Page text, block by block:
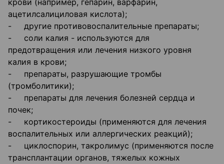
крови (например, гепарин, варфарин,
ацетилсалициловая кислота);
- другие противовоспалительные препараты;
- соли калия - используются для
предотвращения или лечения низкого уровня
калия в крови;
- препараты, разрушающие тромбы
(тромболитики);
- препараты для лечения болезней сердца и
почек;
- кортикостероиды (применяются для лечения
воспалительных или аллергических реакций);
- циклоспорин, такролимус (применяются после
трансплантации органов, тяжелых кожных